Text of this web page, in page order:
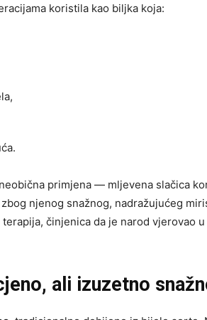
koristila kao biljka koja:
primjena — mljevena slačica
njenog snažnog, nadražujućeg
činjenica da je narod vjerovao
ali izuzetno